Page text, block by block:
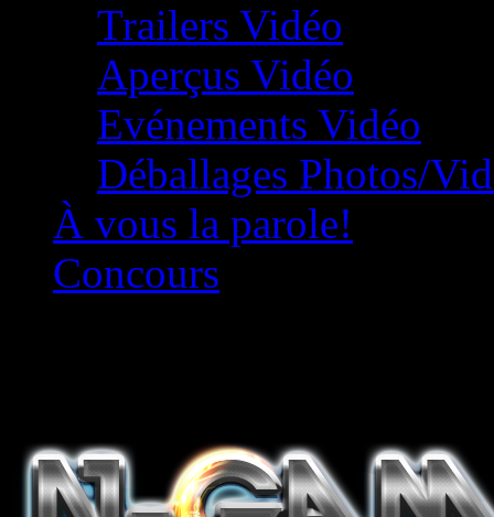
Trailers Vidéo
Aperçus Vidéo
Evénements Vidéo
Déballages Photos/
À vous la parole!
Concours